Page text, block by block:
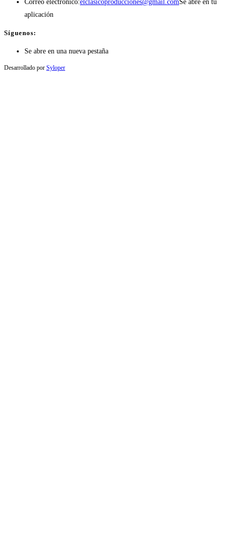
Correo electrónico:elclasicoproducciones@gmail.comSe abre en tu
aplicación
Síguenos:
Se abre en una nueva pestaña
Desarrollado por Syloper